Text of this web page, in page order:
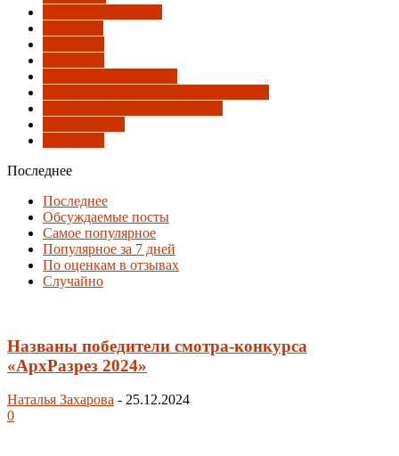
Последнее
Последнее
Обсуждаемые посты
Самое популярное
Популярное за 7 дней
По оценкам в отзывах
Случайно
Названы победители смотра-конкурса
«АрхРазрез 2024»
Наталья Захарова - 25.12.2024
0